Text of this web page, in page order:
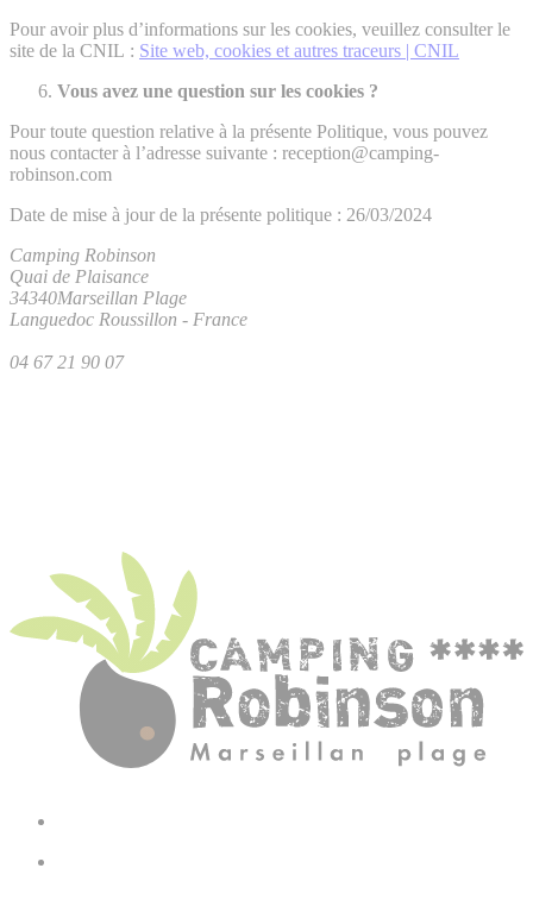
Pour avoir plus d’informations sur les cookies, veuillez consulter le
site de la CNIL : Site web, cookies et autres traceurs | CNIL
Vous avez une question sur les cookies ?
Pour toute question relative à la présente Politique, vous pouvez
nous contacter à l’adresse suivante : reception@camping-
robinson.com
Date de mise à jour de la présente politique : 26/03/2024
Camping Robinson
Quai de Plaisance
34340Marseillan Plage
Languedoc Roussillon - France
04 67 21 90 07